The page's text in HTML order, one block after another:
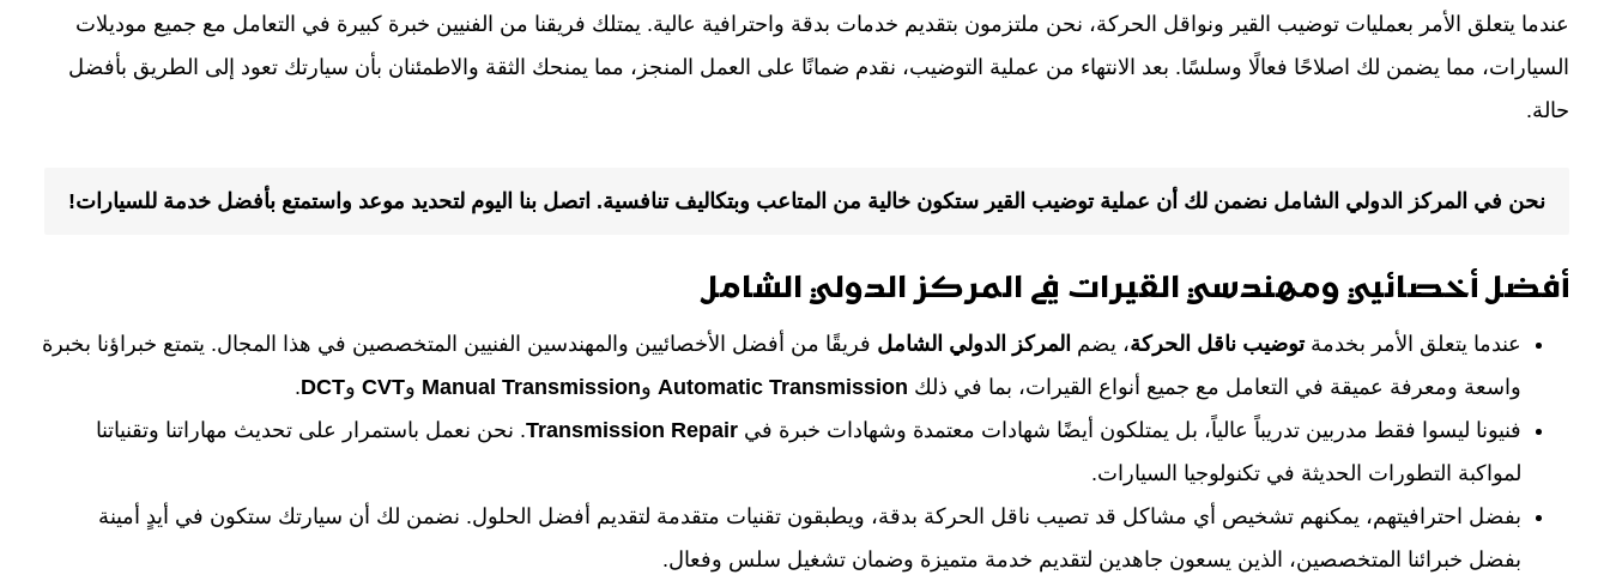
عندما يتعلق الأمر بعمليات توضيب القير ونواقل الحركة، نحن ملتزمون بتقديم خدمات بدقة واحترافية عالية. يمتلك فريقنا من الفنيين خبرة كبيرة في التعامل مع جميع موديلات
السيارات، مما يضمن لك اصلاحًا فعالًا وسلسًا. بعد الانتهاء من عملية التوضيب، نقدم ضمانًا على العمل المنجز، مما يمنحك الثقة والاطمئنان بأن سيارتك تعود إلى الطريق بأفضل
حالة.
نحن في المركز الدولي الشامل نضمن لك أن عملية توضيب القير ستكون خالية من المتاعب وبتكاليف تنافسية. اتصل بنا اليوم لتحديد موعد واستمتع بأفضل خدمة للسيارات!
أفضل أخصائيي ومهندسي القيرات في المركز الدولي الشامل
عندما يتعلق الأمر بخدمةتوضيب ناقل الحركة، يضم المركز الدولي الشامل فريقًا من أفضل الأخصائيين والمهندسين الفنيين المتخصصين في هذا المجال. يتمتع خبراؤنا بخبرة
واسعة ومعرفة عميقة في التعامل مع جميع أنواع القيرات، بما في ذلك Automatic TransmissionوManual Transmission وCVTوDCT
.
فنيونا ليسوا فقط مدربين تدريباً عالياً، بل يمتلكون أيضًا شهادات معتمدة وشهادات خبرة في Transmission Repair. نحن نعمل باستمرار على تحديث مهاراتنا وتقنياتنا
لمواكبة التطورات الحديثة في تكنولوجيا السيارات.
بفضل احترافيتهم، يمكنهم تشخيص أي مشاكل قد تصيب ناقل الحركة بدقة، ويطبقون تقنيات متقدمة لتقديم أفضل الحلول. نضمن لك أن سيارتك ستكون في أيدٍ أمينة
بفضل خبرائنا المتخصصين، الذين يسعون جاهدين لتقديم خدمة متميزة وضمان تشغيل سلس وفعال.